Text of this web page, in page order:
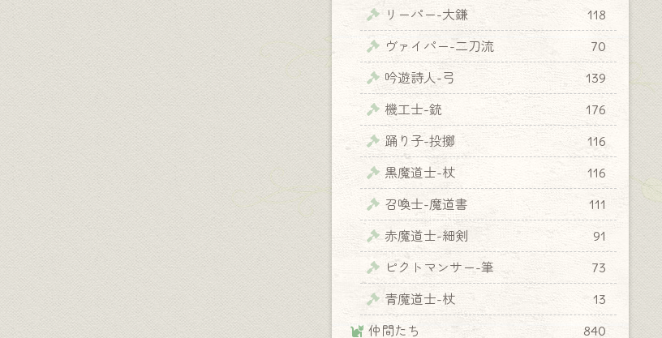
リーパー-大鎌
118
ヴァイパー-二刀流
70
吟遊詩人-弓
139
機工士-銃
176
踊り子-投擲
116
黒魔道士-杖
116
召喚士-魔道書
111
赤魔道士-細剣
91
ピクトマンサー-筆
73
青魔道士-杖
13
仲間たち
840